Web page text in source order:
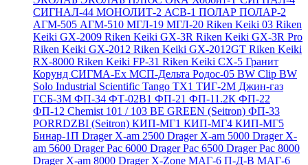
СИГНАЛ-44 МОНОЛИТ-2 АСВ-1 ПОЛАР ПОЛАР-2
АГМ-505 АГМ-510 МГЛ-19 МГЛ-20 Riken Keiki 03 Riken
Keiki GX-2009 Riken Keiki GX-3R Riken Keiki GX-3R Pro
Riken Keiki GX-2012 Riken Keiki GX-2012GT Riken Keiki
RX-8000 Riken Keiki FP-31 Riken Keiki CX-5 Гранит
Корунд СИГМА-Ех МСП-Дельта Родос-05 BW Clip BW
Solo Industrial Scientific Tango TX1 ТИГ-2М Джин-газ
ГСБ-3М ФП-34 ФТ-02В1 ФП-21 ФП-11.2К ФП-22
ФП-12 Chemist 101 / 103 BE GREEN (Seitron) ФП-33
PORRDZBI (Seitron) КИП-МГ1 КИП-МГ4 КИП-МГ5
Бинар-1П Drager X-am 2500 Drager X-am 5000 Drager X-
am 5600 Drager Pac 6000 Drager Pac 6500 Drager Pac 8000
Drager X-am 8000 Drager X-Zone МАГ-6 П-Д-В МАГ-6